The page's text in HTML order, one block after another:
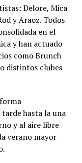
Delore, Mica
y Araoz. Todos
en el
y han actuado
como Brunch
distintos clubes
hasta la una
y al aire libre
verano mayor